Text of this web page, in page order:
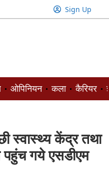
Sign Up
ओपिनियन कला कैरियर
स्वास्थ्य केंद्र तथा
गये एसडीएम